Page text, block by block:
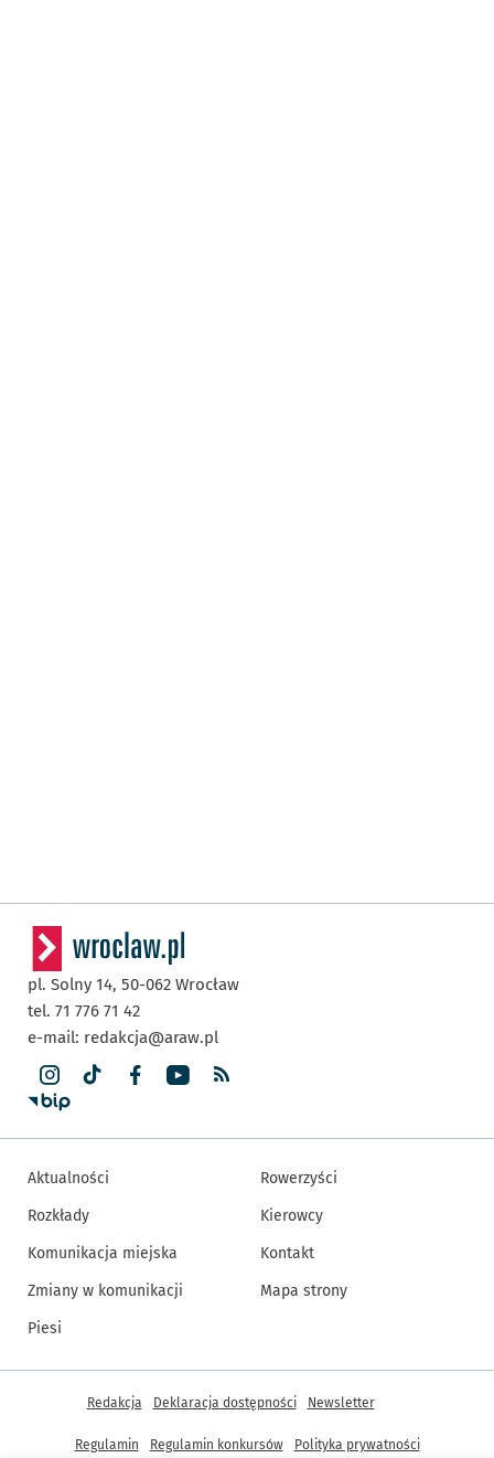
pl. Solny 14, 50-062 Wrocław
tel. 71 776 71 42
e-mail: redakcja@araw.pl
Aktualności
Rozkłady
Komunikacja miejska
Zmiany w komunikacji
Piesi
Rowerzyści
Kierowcy
Kontakt
Mapa strony
Inne informacje
Redakcja Deklaracja dostępności Newsletter
Regulamin Regulamin konkursów Polityka prywatności